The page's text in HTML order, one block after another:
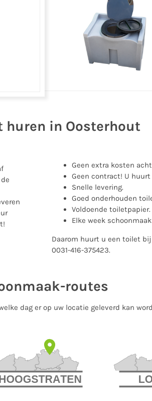
huren in Oosterhout
Geen extra kosten
Geen contract! U
Snelle levering.
Goed onderhouden
Voldoende toiletpapier.
Elke week
Daarom huurt u een toilet
0031-416-375423.
routes
dag er op uw locatie geleverd kan